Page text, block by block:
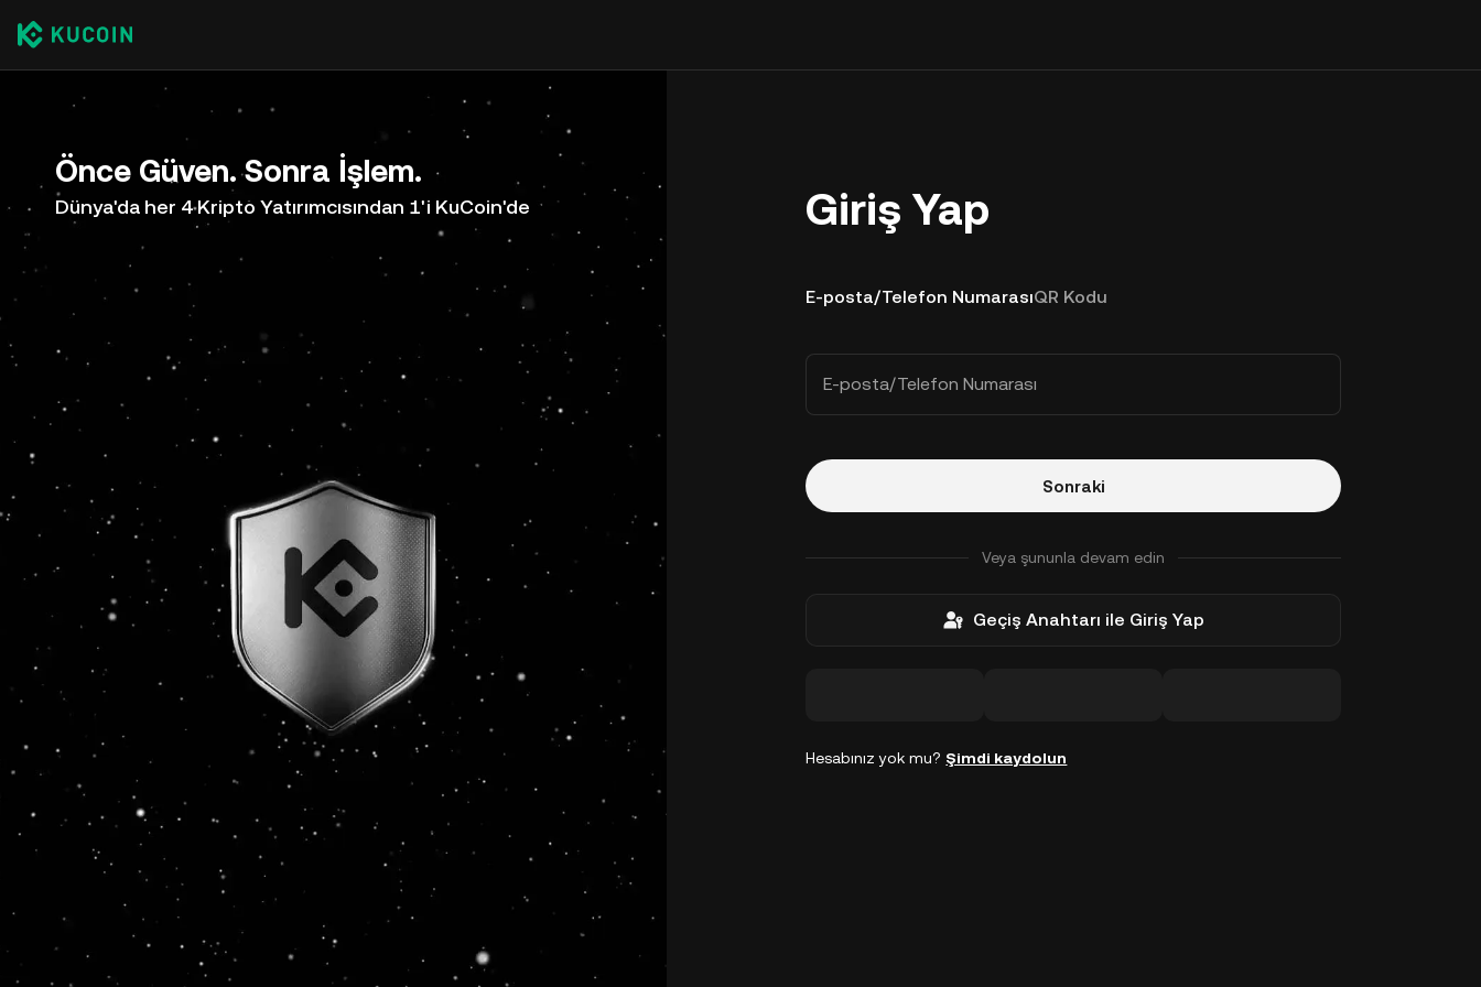
Önce Güven. Sonra İşlem.
Dünya'da her 4 Kripto Yatırımcısından 1'i KuCoin'de Giriş Yap
E-posta/Telefon NumarasıQR Kodu
E-posta/Telefon Numarası
Sonraki
Veya şununla devam edin
Geçiş Anahtarı ile Giriş Yap
Hesabınız yok mu? Şimdi kaydolun